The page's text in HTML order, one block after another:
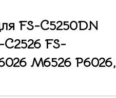
FS-C5250DN
C2526 FS-
M6526 P6026,